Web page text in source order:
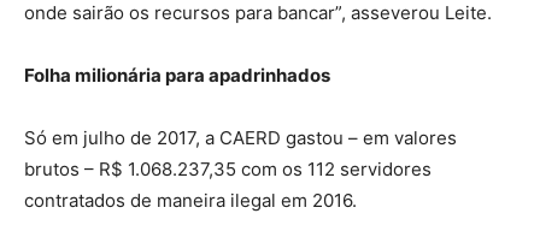
onde sairão os recursos para bancar”, asseverou Leite.
Folha milionária para apadrinhados
Só em julho de 2017, a CAERD gastou – em valores
brutos – R$ 1.068.237,35 com os 112 servidores
contratados de maneira ilegal em 2016.